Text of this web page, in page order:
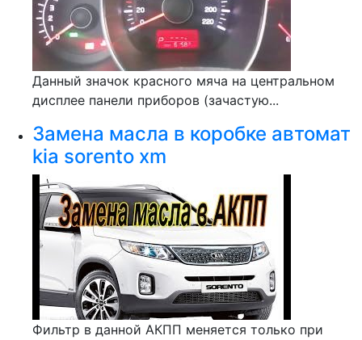
Данный значок красного мяча на центральном
дисплее панели приборов (зачастую...
Замена масла в коробке автомат
kia sorento xm
Фильтр в данной АКПП меняется только при